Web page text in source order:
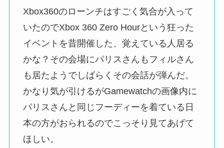
Xbox360のローンチはすごく気合が入って
いたのでXbox 360 Zero Hourという狂った
イベントを昔開催した、覚えている人居る
かな？その会場にパリスさんもフィルさん
も居たようでしばらくその会話が弾んだ。
かなり気が引けるがGamewatchの画像内に
パリスさんと同じフーディーを着ている日
本の方がおられるのでこっそり見てあげて
ほしい。